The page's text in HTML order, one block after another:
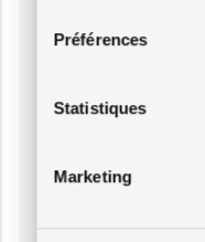
Préférences
Statistiques
Marketing